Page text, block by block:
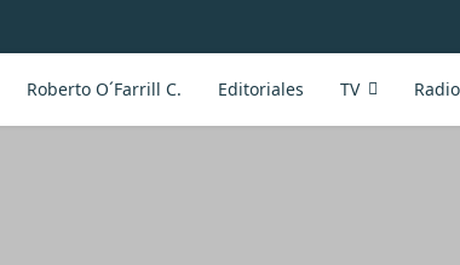
Roberto O´Farrill C. Editoriales TV Radio